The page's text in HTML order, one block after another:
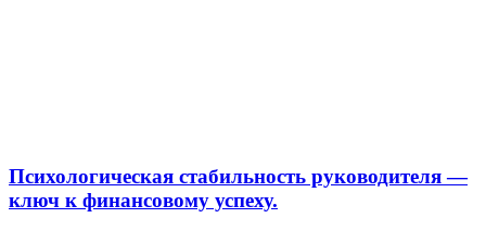
Психологическая стабильность руководителя —
ключ к финансовому успеху.